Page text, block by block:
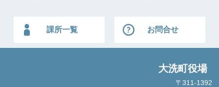
課所一覧 お問合せ
大洗町役場
〒311-1392